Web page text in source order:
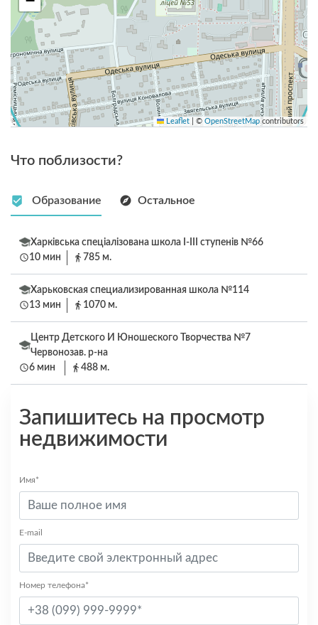
Leaflet © OpenStreetMapcontributors
Что поблизости?
Образование Остальное
Харківська спеціалізована школа I-III ступенів №66
10 мин
785 м.
Харьковская специализированная школа №114
13 мин
1070 м.
Центр Детского И Юношеского Творчества №7
Червонозав. р-на
6 мин
488 м.
Запишитесь на просмотр
недвижимости
Имя*
E-mail
Номер телефона*